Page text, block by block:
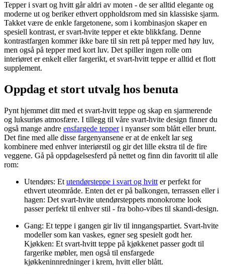
Tepper i svart og hvitt går aldri av moten - de ser alltid elegante og
moderne ut og beriker ethvert oppholdsrom med sin klassiske sjarm.
Takket være de enkle fargetonene, som i kombinasjon skaper en
spesiell kontrast, er svart-hvite tepper et ekte blikkfang. Denne
kontrastfargen kommer ikke bare til sin rett på tepper med høy luv,
men også på tepper med kort luv. Det spiller ingen rolle om
interiøret er enkelt eller fargerikt, et svart-hvitt teppe er alltid et flott
supplement.
Oppdag et stort utvalg hos benuta
Pynt hjemmet ditt med et svart-hvitt teppe og skap en sjarmerende
og luksuriøs atmosfære. I tillegg til våre svart-hvite design finner du
også mange andre ensfargede tepperi nyanser som blått eller brunt.
Det fine med alle disse fargenyansene er at de enkelt lar seg
kombinere med enhver interiørstil og gir det lille ekstra til de fire
veggene. Gå på oppdagelsesferd på nettet og finn din favoritt til alle
rom:
Utendørs: Et utendørsteppe i svart og hvitt er perfekt for
ethvert uteområde. Enten det er på balkongen, terrassen eller i
hagen: Det svart-hvite utendørsteppets monokrome look
passer perfekt til enhver stil - fra boho-vibes til skandi-design.
Gang: Et teppe i gangen gir liv til inngangspartiet. Svart-hvite
modeller som kan vaskes, egner seg spesielt godt her.
Kjøkken: Et svart-hvitt teppe på kjøkkenet passer godt til
fargerike møbler, men også til ensfargede
kjøkkeninnredninger i krem, hvitt eller blått.